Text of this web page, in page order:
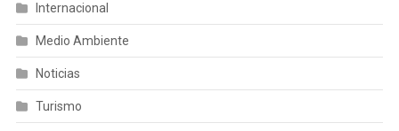
Internacional
Medio Ambiente
Noticias
Turismo